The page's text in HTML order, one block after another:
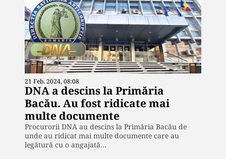
21 Feb. 2024, 08:08
DNA a descins la Primăria
Bacău. Au fost ridicate mai
multe documente
Procurorii DNA au descins la Primăria Bacău de
unde au ridicat mai multe documente care au
legătură cu o angajată…